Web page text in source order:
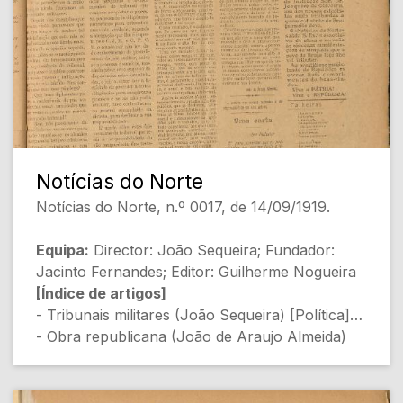
[Conteúdo Gerado por Inteligência Artificial,
pode conter erros]
- PERGUNTAS (Desconhecido) [Política]
- Agradecimento (Redacção) [Notícia Local]
- ESCOLA COMERCIAL DE BRAGA
(Desconhecido) [Educação]
- COLÓNIAS (João Sequeira) [Política Colonial]
- POVOA DE LANHOSO, 19 (C.) [Notícia
Regional]
- CIRCULAR N.º 100 - SECRETARIA DA
GUERRA (Artur Sequeira) [Militar]
- Saudando o Noticias do Nórte (J. C.) [Opinião]
[Conteúdo Gerado por Inteligência Artificial,
pode conter erros]
Notícias do Norte
Notícias do Norte, n.º 0017, de 14/09/1919.
Equipa: Director: João Sequeira; Fundador:
Jacinto Fernandes; Editor: Guilherme Nogueira
[Índice de artigos]
- Tribunais militares (João Sequeira) [Política]
- Obra republicana (João de Araujo Almeida)